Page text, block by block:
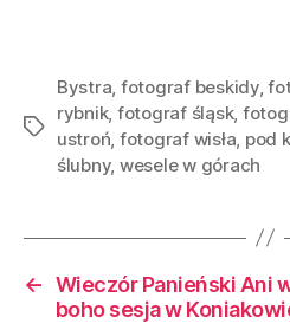
Bystra fotograf beskidy,
rybnik, fotograf śląsk,
ustroń fotograf wisła pod
ślubny, wesele w górach
← Wieczór Panieński Ani
boho sesja w